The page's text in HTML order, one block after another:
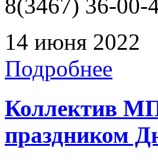
8(3467) 36-00-
14 июня 2022
Подробнее
Коллектив
праздником